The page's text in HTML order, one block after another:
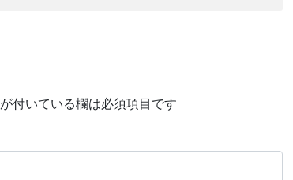
が付いている欄は必須項目です